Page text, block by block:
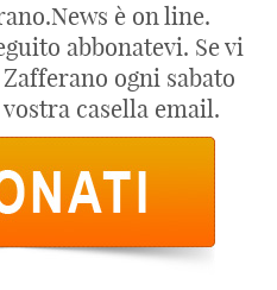
è on line.
abbonatevi. Se vi
ogni sabato
casella email.